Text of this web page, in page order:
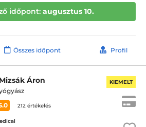
időpont: augusztus 10.
Összes időpont Profil
Áron
212 értékelés
KIEMELT